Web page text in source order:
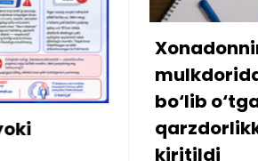
Xonadonning sobiq
mulkdoridan «meros»
bo‘lib o‘tgan
qarzdorlikka aniqlik